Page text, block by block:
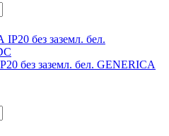
без заземл. бел. GENERICA